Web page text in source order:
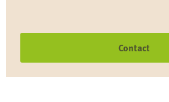
Contact